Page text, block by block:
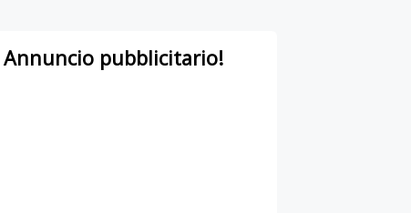
Annuncio pubblicitario!